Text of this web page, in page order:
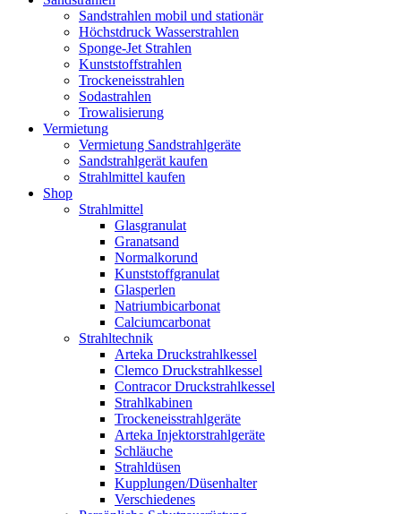
Sandstrahlen mobil und stationär
Höchstdruck Wasserstrahlen
Sponge-Jet Strahlen
Kunststoffstrahlen
Trockeneisstrahlen
Sodastrahlen
Trowalisierung
Vermietung
Vermietung Sandstrahlgeräte
Sandstrahlgerät kaufen
Strahlmittel kaufen
Shop
Strahlmittel
Glasgranulat
Granatsand
Normalkorund
Kunststoffgranulat
Glasperlen
Natriumbicarbonat
Calciumcarbonat
Strahltechnik
Arteka Druckstrahlkessel
Clemco Druckstrahlkessel
Contracor Druckstrahlkessel
Strahlkabinen
Trockeneisstrahlgeräte
Arteka Injektorstrahlgeräte
Schläuche
Strahldüsen
Kupplungen/Düsenhalter
Verschiedenes